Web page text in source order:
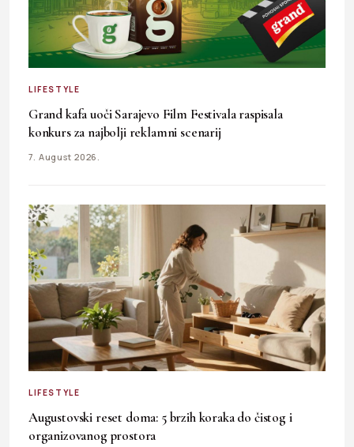
LIFESTYLE
Grand kafa uoči Sarajevo Film Festivala raspisala
konkurs za najbolji reklamni scenarij
7. August 2026.
LIFESTYLE
Augustovski reset doma: 5 brzih koraka do čistog i
organizovanog prostora